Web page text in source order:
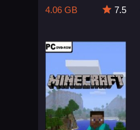
4.06 GB
7.5